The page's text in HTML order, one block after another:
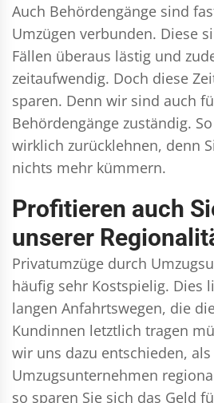
Auch Behördengänge sind
Umzügen verbunden. Diese
Fällen überaus lästig und
zeitaufwendig. Doch diese
sparen. Denn wir sind auch
Behördengänge zuständig.
wirklich zurücklehnen, denn
nichts mehr kümmern.
Profitieren auch
unserer
Privatumzüge durch
häufig sehr Kostspielig. Dies
langen Anfahrtswegen, die
Kundinnen letztlich tragen
wir uns dazu entschieden, als
Umzugsunternehmen
so sparen Sie sich das Geld